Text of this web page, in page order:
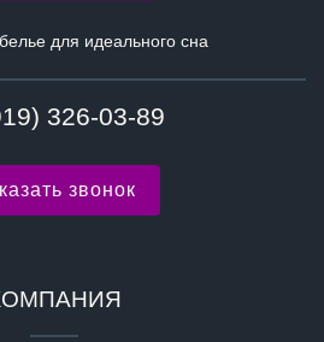
для идеального сна
326-03-89
звонок